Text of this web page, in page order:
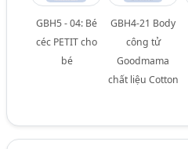
GBH5 - 04: Bé
céc PETIT cho
bé
GBH4-21 Body
công tử
Goodmama
chất liệu Cotton